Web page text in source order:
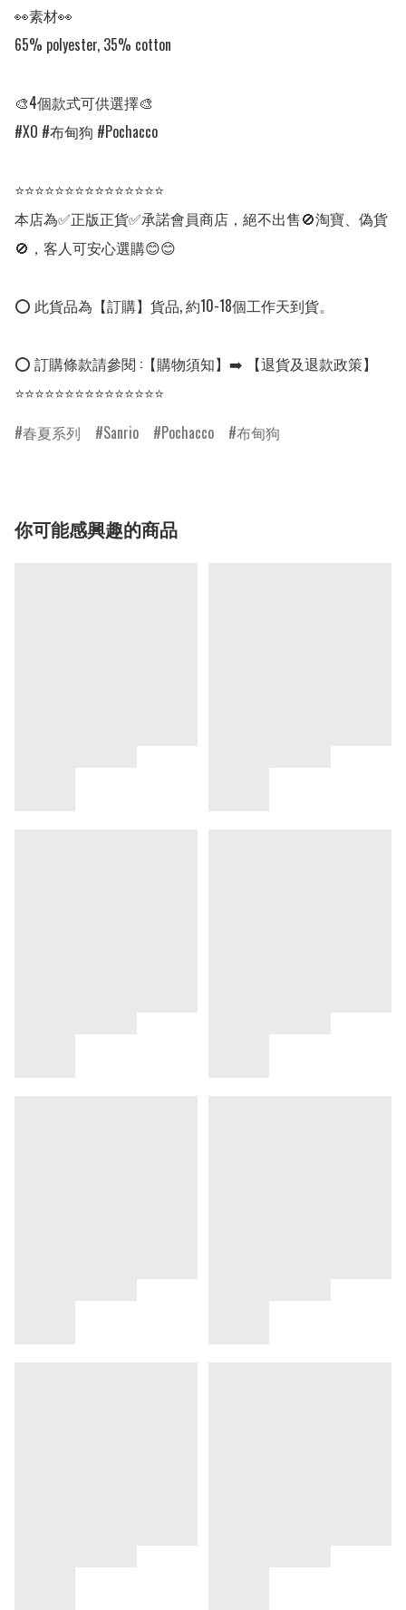
👀素材👀
65% polyester, 35% cotton
🎨4個款式可供選擇🎨
#XO #布甸狗 #Pochacco
⭐⭐⭐⭐⭐⭐⭐⭐⭐⭐⭐⭐⭐⭐⭐
本店為✅正版正貨✅承諾會員商店，絕不出售🚫淘寶、偽貨
🚫，客人可安心選購😊😊
⭕ 此貨品為【訂購】貨品, 約10-18個工作天到貨。
⭕ 訂購條款請參閱 :【購物須知】➡️ 【退貨及退款政策】
⭐⭐⭐⭐⭐⭐⭐⭐⭐⭐⭐⭐⭐⭐⭐
春夏系列
Sanrio Pochacco 布甸狗
你可能感興趣的商品